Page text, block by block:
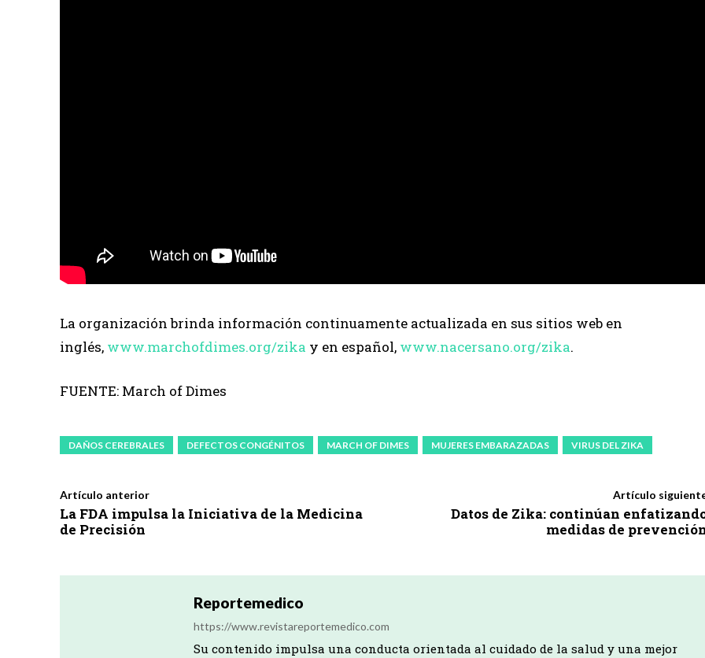
La organización brinda información continuamente actualizada en sus sitios web en
inglés, www.marchofdimes.org/zika y en español, www.nacersano.org/zika.
FUENTE: March of Dimes
DAÑOS CEREBRALES DEFECTOS CONGÉNITOS MARCH OF DIMES MUJERES EMBARAZADAS VIRUS DEL ZIKA
Artículo anterior
La FDA impulsa la Iniciativa de la Medicina
de Precisión
Artículo
Datos de Zika: continúan
medidas de
Reportemedico
https://www.revistareportemedico.com
Su contenido impulsa una conducta orientada al cuidado de la salud y una mejor